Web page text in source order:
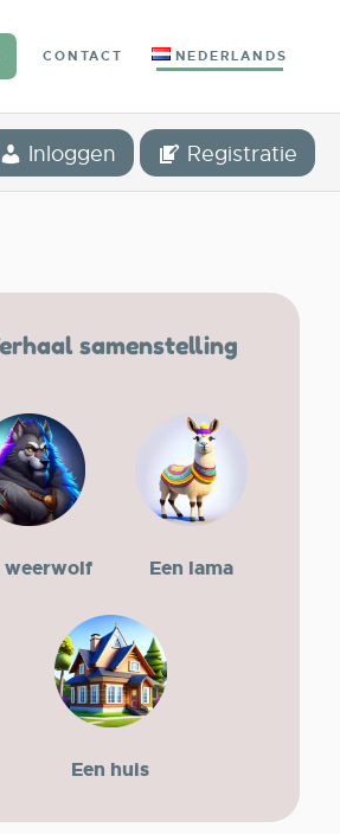
CONTACT NEDERLANDS
Inloggen Registratie
samenstelling
weerwolf Een lama
Een huis